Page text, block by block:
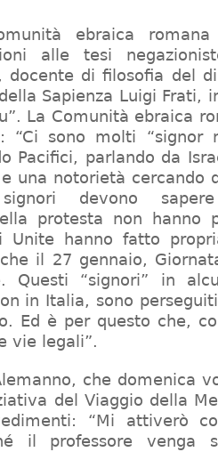
ebraica
alle tesi
docente di filosofia del
Sapienza Luigi Frati,
La Comunità ebraica
“Ci sono molti “signor
Pacifici, parlando da
una notorietà cercando
signori devono
protesta non hanno
Unite hanno fatto
il 27 gennaio,
Questi “signori” in
in Italia, sono
Ed è per questo che,
vie legali”.
che domenica
del Viaggio della
“Mi attiverò
il professore venga